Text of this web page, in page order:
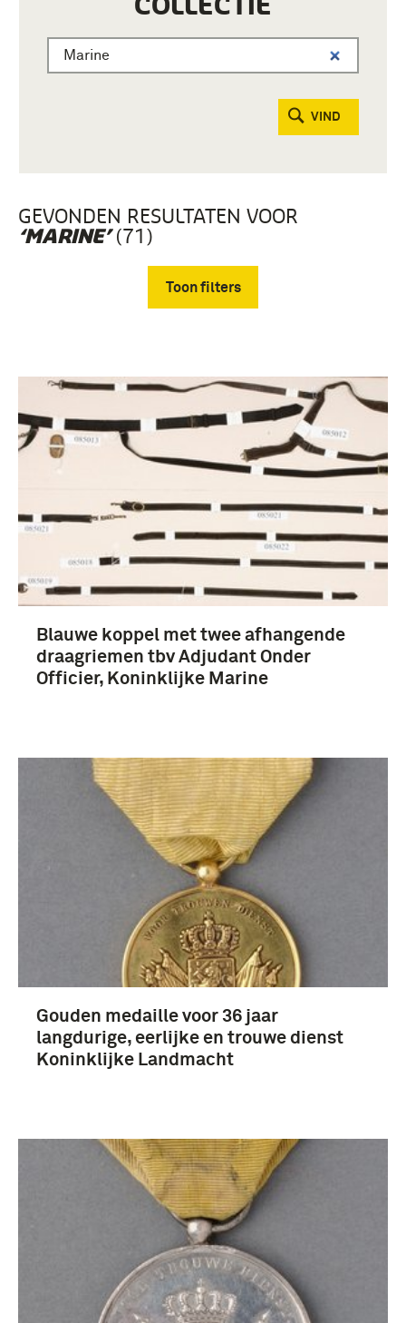
VIND
GEVONDEN RESULTATEN VOOR
‘MARINE’(71)
Toon filters
onderscheidingen (61)
hoofddeksels (5)
Onderofficier (71)
Marine (?) (19)
Blauwe koppel met twee afhangende
draagriemen tbv Adjudant Onder
Officier, Koninklijke Marine
Gouden medaille voor 36 jaar
langdurige, eerlijke en trouwe dienst
Koninklijke Landmacht